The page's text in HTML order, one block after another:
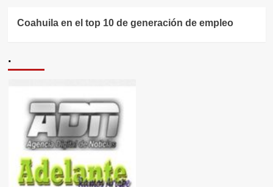
Coahuila en el top 10 de generación de empleo
.